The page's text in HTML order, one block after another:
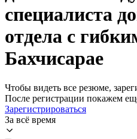
специалиста
отдела с
Бахчисарае
Чтобы видеть все резюме,
После регистрации покажем
Зарегистрироваться
За всё время